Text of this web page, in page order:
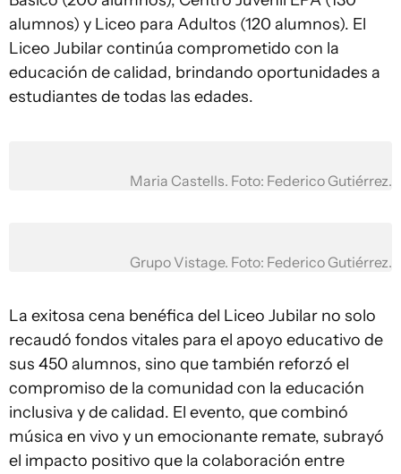
alumnos) y Liceo para Adultos (120 alumnos). El
Liceo Jubilar continúa comprometido con la
educación de calidad, brindando oportunidades a
estudiantes de todas las edades.
Maria Castells. Foto: Federico Gutiérrez.
Grupo Vistage. Foto: Federico Gutiérrez.
La exitosa cena benéfica del Liceo Jubilar no solo
recaudó fondos vitales para el apoyo educativo de
sus 450 alumnos, sino que también reforzó el
compromiso de la comunidad con la educación
inclusiva y de calidad. El evento, que combinó
música en vivo y un emocionante remate, subrayó
el impacto positivo que la colaboración entre